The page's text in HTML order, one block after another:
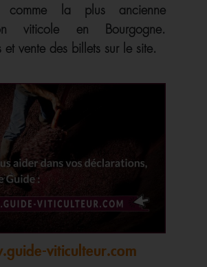
comme la plus ancienne
viticole en Bourgogne.
et vente des billets sur le site.
viticulteur.com